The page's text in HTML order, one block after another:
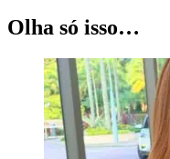
Olha só isso…